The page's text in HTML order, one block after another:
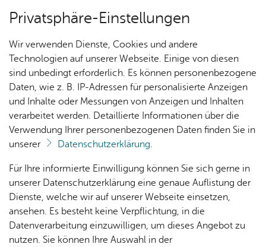
Ak­tu­el­les
Nach­
Ver­an­
stal­
tun­
gen
Kin­der­
pro­
Aus­
wahl­
Me­di­
tipps
Ser­vice A bis Z
Vor­le­sen
Di­gi­ta­le An­ge­bo­te & Links
Hier finden Sie unsere Online-Angebote, die Sie
auch außerhalb der
Öffnungszeiten
des
Medienhauses nutzen können. Bei allen
Datenbanken müssen Sie sich mit Ihrem gültigen
Kundenausweis registrieren.
Privatsphäre-Einstellungen
Wir verwenden Dienste, Cookies und andere
Technologien auf unserer Webseite. Einige von diesen
sind unbedingt erforderlich. Es können personenbezogene
Daten, wie z. B. IP-Adressen für personalisierte Anzeigen
und Inhalte oder Messungen von Anzeigen und Inhalten
verarbeitet werden. Detaillierte Informationen über die
Verwendung Ihrer personenbezogenen Daten finden Sie in
unserer
Datenschutzerklärung.
Für Ihre informierte Einwilligung können Sie sich gerne in
unserer Datenschutzerklärung eine genaue Auflistung der
Dienste, welche wir auf unserer Webseite einsetzen,
ansehen. Es besteht keine Verpflichtung, in die
Datenverarbeitung einzuwilligen, um dieses Angebot zu
nutzen. Sie können Ihre Auswahl in der